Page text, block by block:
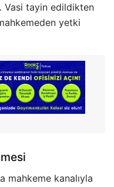
Vasi tayin edildikten
yetki
mahkeme kanalıyla